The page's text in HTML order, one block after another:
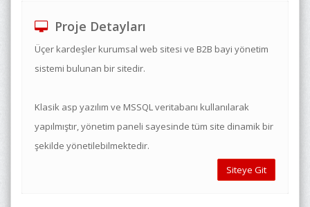
Proje Detayları
Üçer kardeşler kurumsal web sitesi ve B2B bayi yönetim
sistemi bulunan bir sitedir.
Klasik asp yazılım ve MSSQL veritabanı kullanılarak
yapılmıştır, yönetim paneli sayesinde tüm site dinamik bir
şekilde yönetilebilmektedir.
Siteye Git